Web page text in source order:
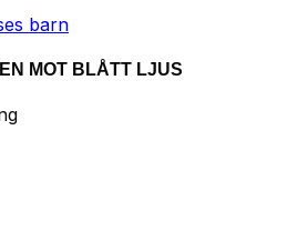
MOT BLÅTT LJUS